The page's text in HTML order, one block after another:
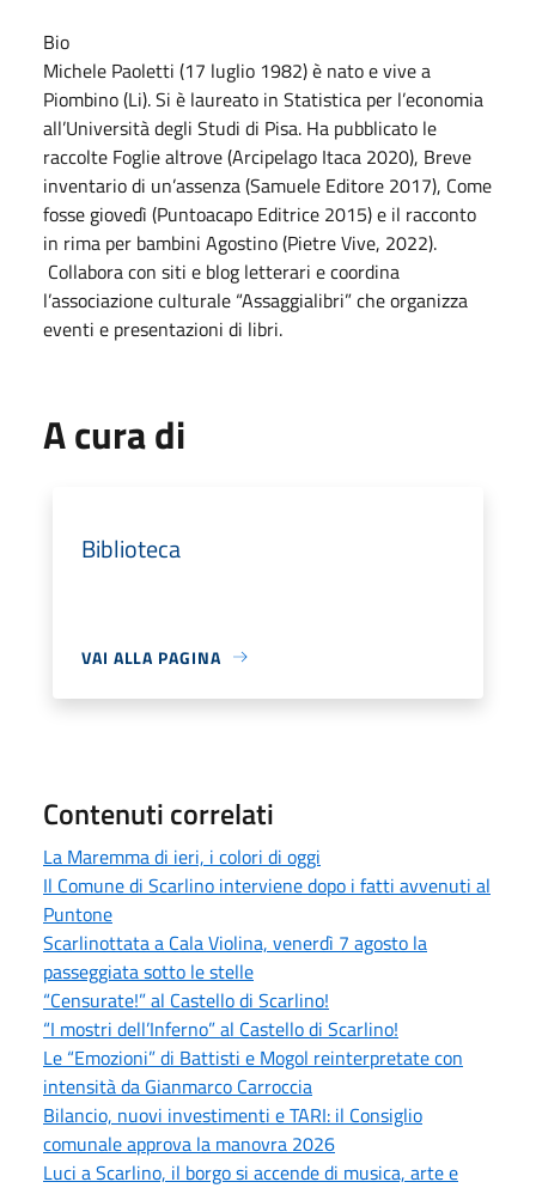
Bio
Michele Paoletti (17 luglio 1982) è nato e vive a
Piombino (Li). Si è laureato in Statistica per l’economia
all’Università degli Studi di Pisa. Ha pubblicato le
raccolte Foglie altrove (Arcipelago Itaca 2020), Breve
inventario di un’assenza (Samuele Editore 2017), Come
fosse giovedì (Puntoacapo Editrice 2015) e il racconto
in rima per bambini Agostino (Pietre Vive, 2022).
Collabora con siti e blog letterari e coordina
l’associazione culturale “Assaggialibri” che organizza
eventi e presentazioni di libri.
A cura di
Biblioteca
VAI ALLA PAGINA
Contenuti correlati
La Maremma di ieri, i colori di oggi
Il Comune di Scarlino interviene dopo i fatti avvenuti al
Puntone
Scarlinottata a Cala Violina, venerdì 7 agosto la
passeggiata sotto le stelle
“Censurate!” al Castello di Scarlino!
“I mostri dell’Inferno” al Castello di Scarlino!
Le “Emozioni” di Battisti e Mogol reinterpretate con
intensità da Gianmarco Carroccia
Bilancio, nuovi investimenti e TARI: il Consiglio
comunale approva la manovra 2026
Luci a Scarlino, il borgo si accende di musica, arte e